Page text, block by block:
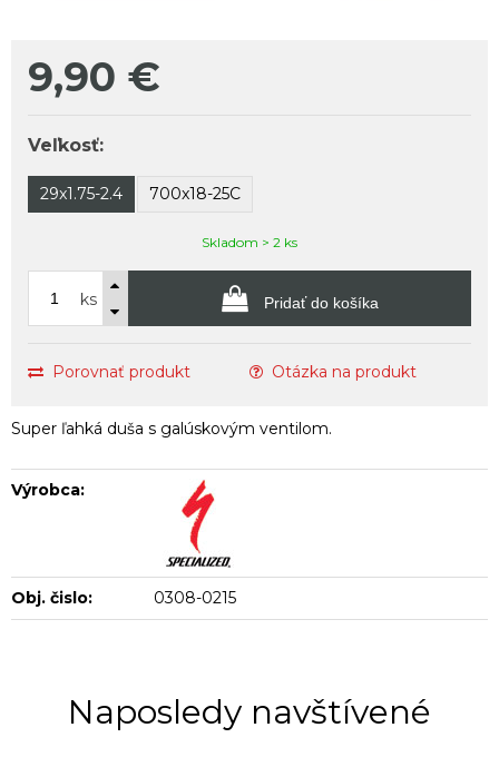
9,90 €
Veľkosť:
29x1.75-2.4 700x18-25C
Skladom > 2 ks
ks Pridať do košíka
Porovnať produkt Otázka na produkt
Super ľahká duša s galúskovým ventilom.
Výrobca:
Obj. čislo: 0308-0215
Naposledy navštívené